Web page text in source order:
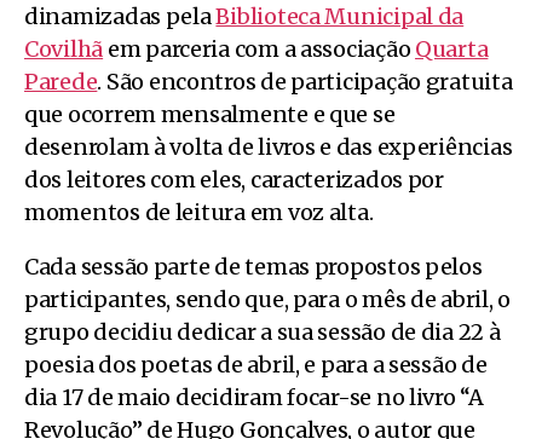
dinamizadas pelaBiblioteca Municipal da
Covilhã em parceria com a associação Quarta
Parede. São encontros de participação gratuita
que ocorrem mensalmente e que se
desenrolam à volta de livros e das experiências
dos leitores com eles, caracterizados por
momentos de leitura em voz alta.
Cada sessão parte de temas propostos pelos
participantes, sendo que, para o mês de abril, o
grupo decidiu dedicar a sua sessão de dia 22 à
poesia dos poetas de abril, e para a sessão de
dia 17 de maio decidiram focar-se no livro “A
Revolução” de Hugo Gonçalves, o autor que